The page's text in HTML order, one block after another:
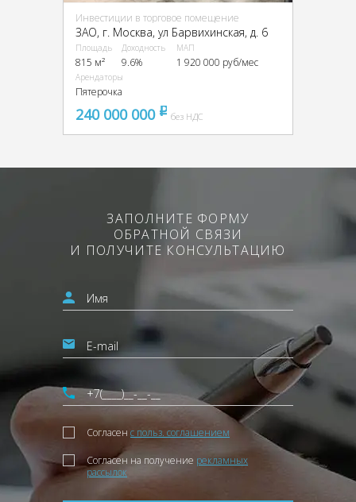
Инвестиции в торговое помещение
ЗАО, г. Москва, ул Барвихинская, д. 6
Площадь
815 м²
Доходность
9.6%
МАП
1 920 000 руб/мес
Арендаторы
Пятерочка
240 000 000 pуббез НДС
ЗАПОЛНИТЕ ФОРМУ
ОБРАТНОЙ СВЯЗИ
И ПОЛУЧИТЕ КОНСУЛЬТАЦИЮ
Согласен с польз. соглашением
Согласен на получение рекламных
рассылок